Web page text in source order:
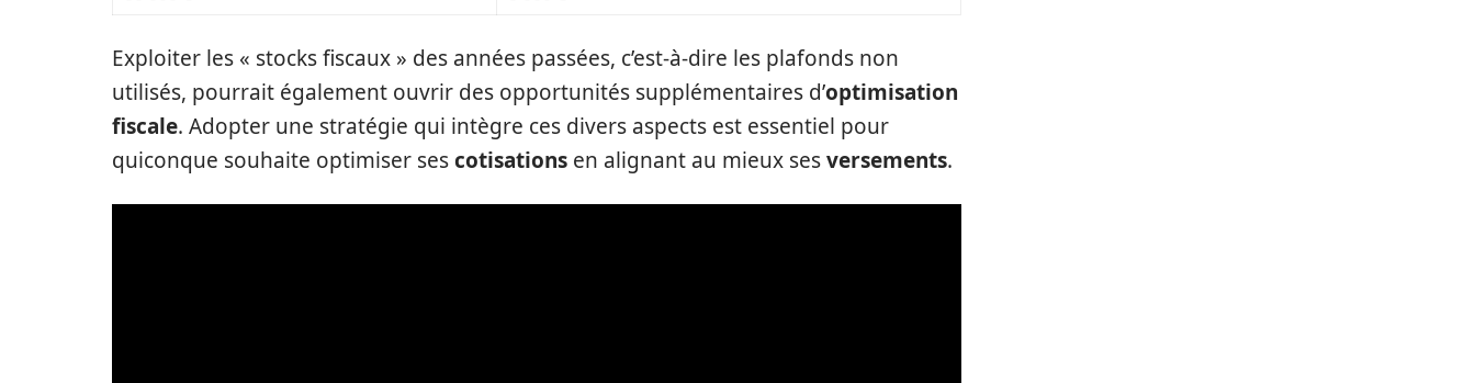
Exploiter les « stocks fiscaux » des années passées, c’est-à-dire les plafonds non
utilisés, pourrait également ouvrir des opportunités supplémentaires d’optimisation
fiscale. Adopter une stratégie qui intègre ces divers aspects est essentiel pour
quiconque souhaite optimiser sescotisations en alignant au mieux sesversements.